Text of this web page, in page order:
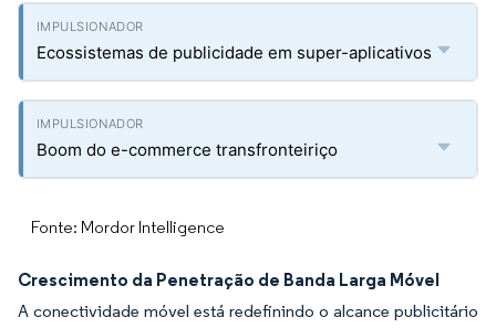
Ecossistemas de publicidade em super-aplicativos
Boom do e-commerce transfronteiriço
Fonte: Mordor Intelligence
Crescimento da Penetração de Banda Larga Móvel
A conectividade móvel está redefinindo o alcance publicitário